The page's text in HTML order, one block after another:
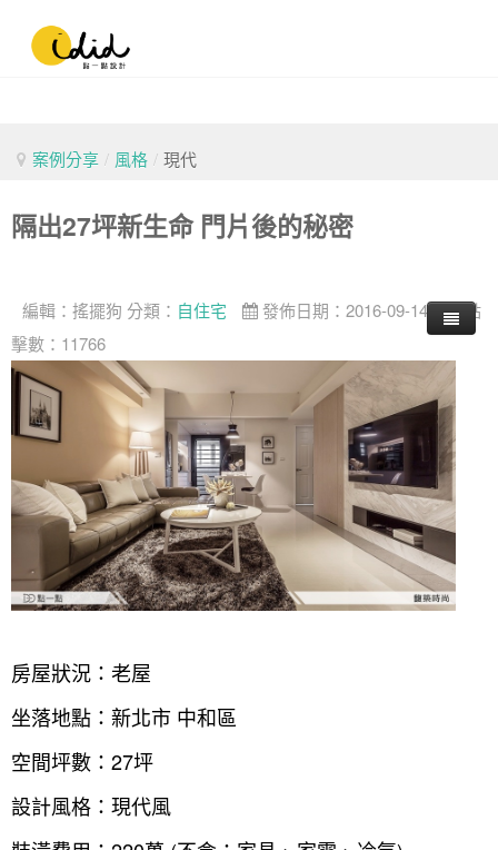
案例分享 / 風格 / 現代
隔出27坪新生命 門片後的秘密
編輯： 搖擺狗 分類： 自住宅 發佈日期：2016-09-14
點
擊數：11766
房屋狀況：老屋
坐落地點：新北市 中和區
空間坪數：27坪
設計風格：現代風